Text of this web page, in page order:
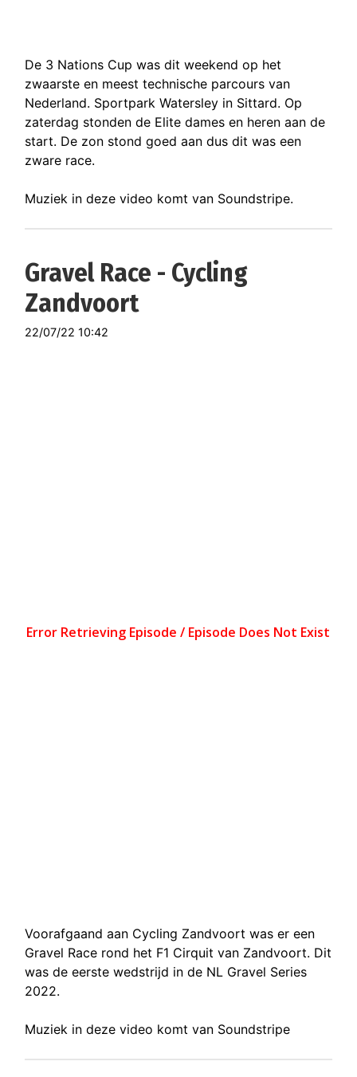
De 3 Nations Cup was dit weekend op het
zwaarste en meest technische parcours van
Nederland. Sportpark Watersley in Sittard. Op
zaterdag stonden de Elite dames en heren aan de
start. De zon stond goed aan dus dit was een
zware race.
Muziek in deze video komt van Soundstripe.
Gravel Race - Cycling
Zandvoort
22/07/22 10:42
Voorafgaand aan Cycling Zandvoort was er een
Gravel Race rond het F1 Cirquit van Zandvoort. Dit
was de eerste wedstrijd in de NL Gravel Series
2022.
Muziek in deze video komt van Soundstripe